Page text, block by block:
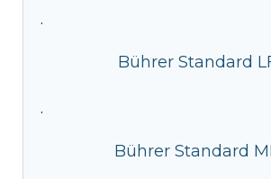
·
Bührer Standard
·
Bührer Standard